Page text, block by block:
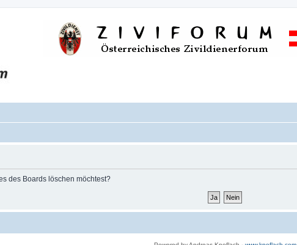
des Boards löschen möchtest?